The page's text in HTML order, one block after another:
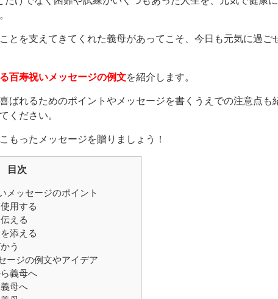
とを支えてきてくれた義母があってこそ、今日も元気に過ご
百寿祝いメッセージの例文を紹介します。
ばれるためのポイントやメッセージを書くうえでの注意点も
ください。
もったメッセージを贈りましょう！
目次
メッセージのポイント
用する
える
添える
う
ージの例文やアイデア
義母へ
母へ